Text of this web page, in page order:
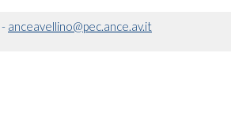
- anceavellino@pec.ance.av.it